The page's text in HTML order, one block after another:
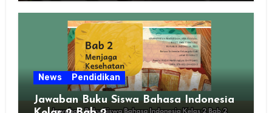
News Pendidikan
Jawaban Buku Siswa Bahasa Indonesia